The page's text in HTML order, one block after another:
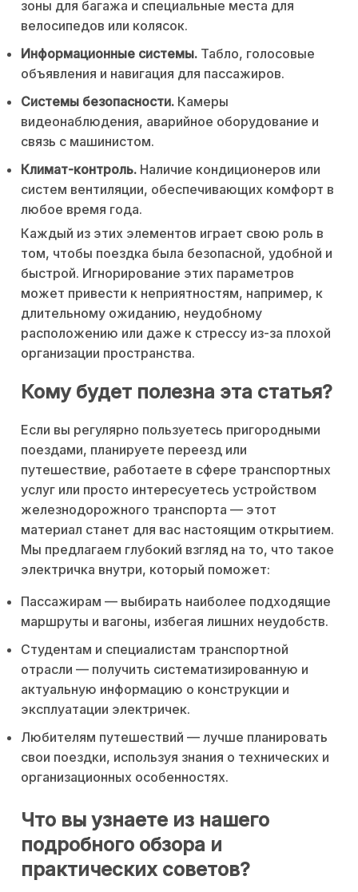
зоны для багажа и специальные места для
велосипедов или колясок.
Информационные системы. Табло, голосовые
объявления и навигация для пассажиров.
Системы безопасности. Камеры
видеонаблюдения, аварийное оборудование и
связь с машинистом.
Климат-контроль. Наличие кондиционеров или
систем вентиляции, обеспечивающих комфорт в
любое время года.
Каждый из этих элементов играет свою роль в
том, чтобы поездка была безопасной, удобной и
быстрой. Игнорирование этих параметров
может привести к неприятностям, например, к
длительному ожиданию, неудобному
расположению или даже к стрессу из-за плохой
организации пространства.
Кому будет полезна эта статья?
Если вы регулярно пользуетесь пригородными
поездами, планируете переезд или
путешествие, работаете в сфере транспортных
услуг или просто интересуетесь устройством
железнодорожного транспорта — этот
материал станет для вас настоящим открытием.
Мы предлагаем глубокий взгляд на то, что такое
электричка внутри, который поможет:
Пассажирам — выбирать наиболее подходящие
маршруты и вагоны, избегая лишних неудобств.
Студентам и специалистам транспортной
отрасли — получить систематизированную и
актуальную информацию о конструкции и
эксплуатации электричек.
Любителям путешествий — лучше планировать
свои поездки, используя знания о технических и
организационных особенностях.
Что вы узнаете из нашего
подробного обзора и
практических советов?